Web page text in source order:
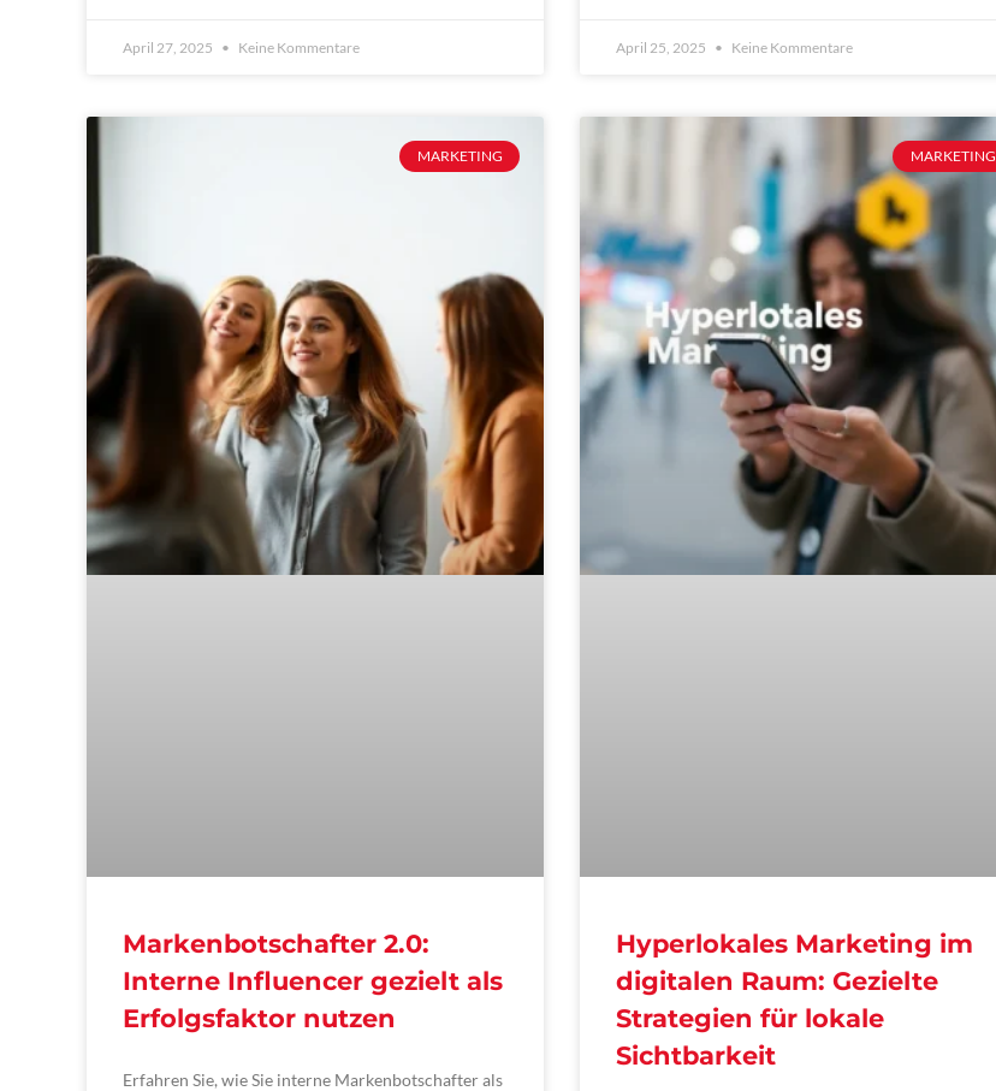
April 27, 2025 Keine Kommentare April 25, 2025 Keine Kommentare
MARKETING
Markenbotschafter 2.0:
Interne Influencer gezielt als
Erfolgsfaktor nutzen
Erfahren Sie, wie Sie interne Markenbotschafter als
MARKETING
Hyperlokales Marketing im
digitalen Raum: Gezielte
Strategien für lokale
Sichtbarkeit